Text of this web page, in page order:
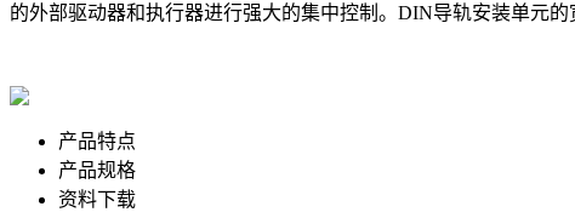
的外部驱动器和执行器进行强大的集中控制。DIN导轨安装单元
产品特点
产品规格
资料下载